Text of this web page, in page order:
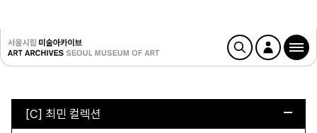
[C] 최민 컬렉션